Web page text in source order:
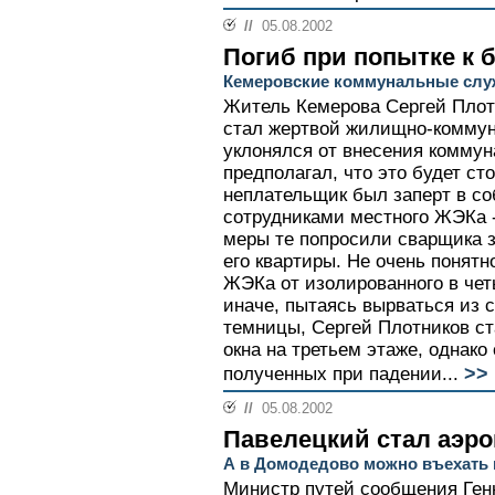
// 05.08.2002
Погиб при попытке к
Кемеровские коммунальные
Житель Кемерова Сергей
стал жертвой жилищно-
уклонялся от внесения
предполагал, что это будет
неплательщик был заперт в
сотрудниками местного ЖЭКа
меры те попросили сварщика
его квартиры. Не очень
ЖЭКа от изолированного в
иначе, пытаясь вырваться из
темницы, Сергей Плотников
окна на третьем этаже,
полученных при падении... >>
// 05.08.2002
Павелецкий стал
А в Домодедово можно въехать
Министр путей сообщения